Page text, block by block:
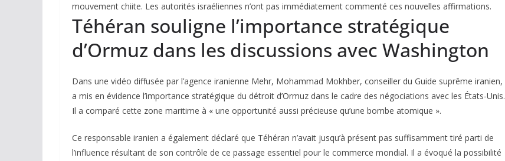
mouvement chiite. Les autorités israéliennes n’ont pas immédiatement commenté ces nouvelles affirmations.
Téhéran souligne l’importance stratégique
d’Ormuz dans les discussions avec Washington
Dans une vidéo diffusée par l’agence iranienne Mehr, Mohammad Mokhber, conseiller du Guide suprême iranien,
a mis en évidence l’importance stratégique du détroit d’Ormuz dans le cadre des négociations avec les États-Unis.
Il a comparé cette zone maritime à « une opportunité aussi précieuse qu’une bombe atomique ».
Ce responsable iranien a également déclaré que Téhéran n’avait jusqu’à présent pas suffisamment tiré parti de
l’influence résultant de son contrôle de ce passage essentiel pour le commerce mondial. Il a évoqué la possibilité